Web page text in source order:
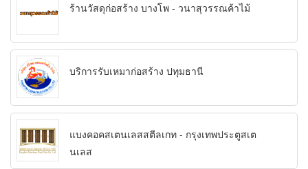
ร้านวัสดุก่อสร้าง บางโพ - วนาสุวรรณค้าไม้
บริการรับเหมาก่อสร้าง ปทุมธานี
แบงคอคสเตนเลสสตีลเกท - กรุงเทพประตูสเต
นเลส